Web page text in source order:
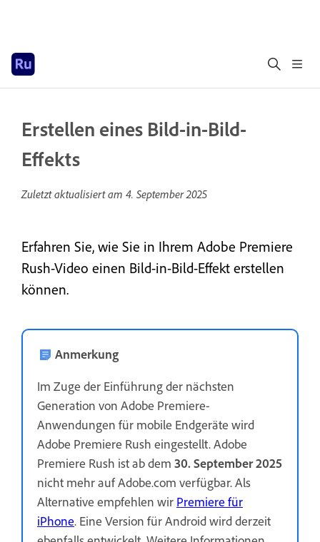
Erstellen eines Bild-in-Bild-
Effekts
Zuletzt aktualisiert am 4. September 2025
Erfahren Sie, wie Sie in Ihrem Adobe Premiere
Rush-Video einen Bild-in-Bild-Effekt erstellen
können.
Anmerkung
Im Zuge der Einführung der nächsten
Generation von Adobe Premiere-
Anwendungen für mobile Endgeräte wird
Adobe Premiere Rush eingestellt. Adobe
Premiere Rush ist ab dem 30. September 2025
nicht mehr auf Adobe.com verfügbar. Als
Alternative empfehlen wir Premiere für
iPhone. Eine Version für Android wird derzeit